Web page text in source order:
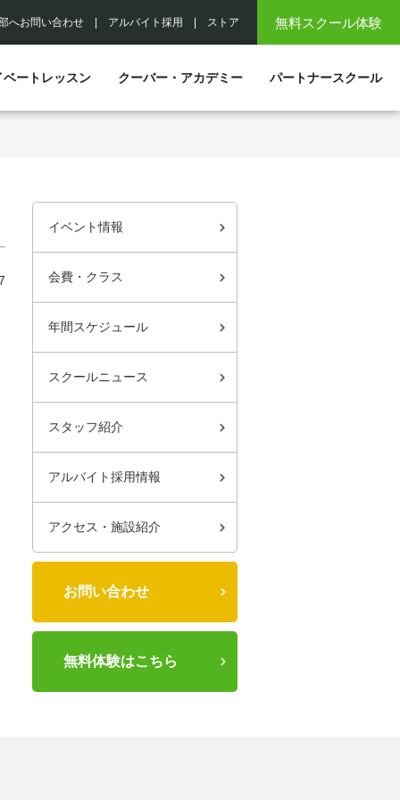
無料スクール体験
へお問い合わせ アルバイト採用 ストア
ベートレッスン クーバー・アカデミー パートナースクール
イベント情報
会費・クラス
年間スケジュール
スクールニュース
スタッフ紹介
アルバイト採用情報
アクセス・施設紹介
お問い合わせ
無料体験はこちら